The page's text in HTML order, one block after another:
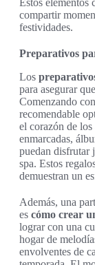
compartir
festividades.
Preparativos
Los
para asegurar
Comenzando
recomendable
el corazón de
enmarcadas,
puedan disfrutar
spa. Estos
demuestran un
Además, una
es cómo crear
lograr con una
hogar de
envolventes de